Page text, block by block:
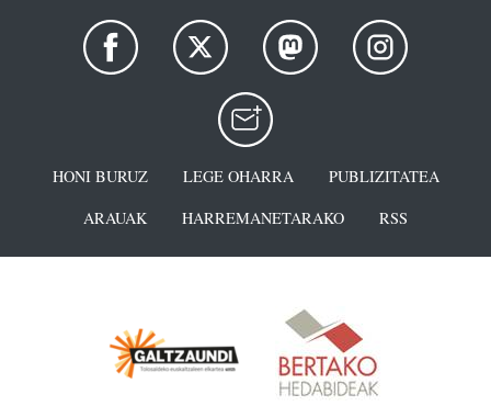
HONI BURUZ LEGE OHARRA
PUBLIZITATEA
ARAUAK
HARREMANETARAKO RSS